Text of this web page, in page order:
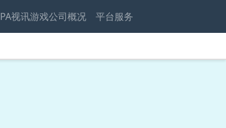
PA视讯游戏公司概况 平台服务